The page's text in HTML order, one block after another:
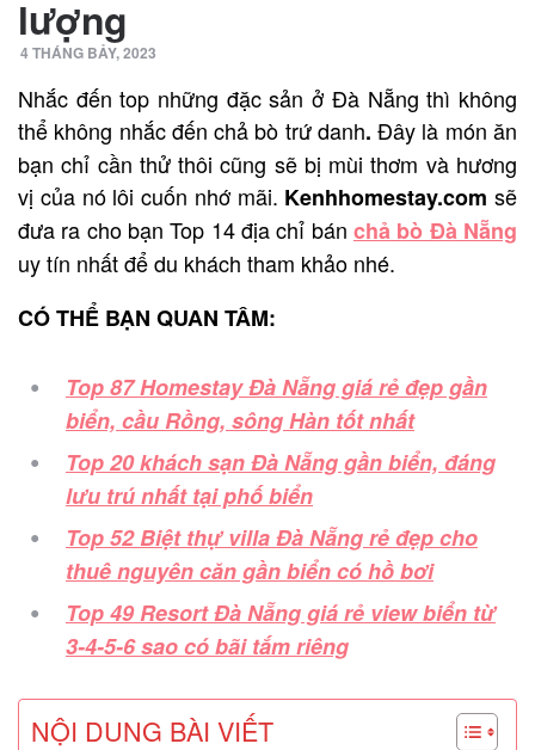
lượng
4 THÁNG BẢY, 2023
Nhắc đến top những đặc sản ở Đà Nẵng thì không
thể không nhắc đến chả bò trứ danh.Đây là món ăn
bạn chỉ cần thử thôi cũng sẽ bị mùi thơm và hương
vị của nó lôi cuốn nhớ mãi. Kenhhomestay.com sẽ
đưa ra cho bạn Top 14 địa chỉ bán chả bò Đà Nẵng
uy tín nhất để du khách tham khảo nhé.
CÓ THỂ BẠN QUAN TÂM:
Top 87 Homestay Đà Nẵng giá rẻ đẹp gần
biển, cầu Rồng, sông Hàn tốt nhất
Top 20 khách sạn Đà Nẵng gần biển, đáng
lưu trú nhất tại phố biển
Top 52 Biệt thự villa Đà Nẵng rẻ đẹp cho
thuê nguyên căn gần biển có hồ bơi
Top 49 Resort Đà Nẵng giá rẻ view biển từ
3-4-5-6 sao có bãi tắm riêng
NỘI DUNG BÀI VIẾT